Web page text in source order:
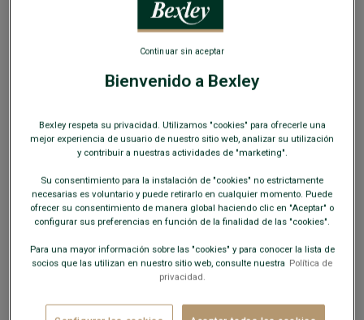
Pantuflas de hombre tipo mulas ante Gamuza
Forro de piel
59,00 € OUTLET
COLORES DISPONIBLES
Bienvenido a Bexley
Bexley respeta su privacidad. Utilizamos "cookies" para ofrecerle una
mejor experiencia de usuario de nuestro sitio web, analizar su utilización
y contribuir a nuestras actividades de "marketing".
Su consentimiento para la instalación de "cookies" no estrictamente
necesarias es voluntario y puede retirarlo en cualquier momento. Puede
ofrecer su consentimiento de manera global haciendo clic en "Aceptar" o
configurar sus preferencias en función de la finalidad de las "cookies".
Para una mayor información sobre las "cookies" y para conocer la lista de
socios que las utilizan en nuestro sitio web, consulte nuestra Política de
privacidad.
Continuar sin aceptar